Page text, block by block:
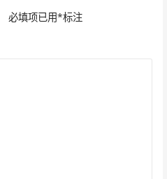
必填项已用*标注